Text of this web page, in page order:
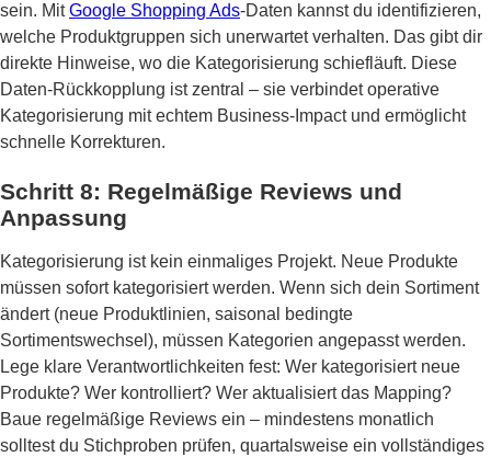
sein. MitGoogle Shopping Ads-Daten kannst du identifizieren,
welche Produktgruppen sich unerwartet verhalten. Das gibt dir
direkte Hinweise, wo die Kategorisierung schiefläuft. Diese
Daten-Rückkopplung ist zentral – sie verbindet operative
Kategorisierung mit echtem Business-Impact und ermöglicht
schnelle Korrekturen.
Schritt 8: Regelmäßige Reviews und
Anpassung
Kategorisierung ist kein einmaliges Projekt. Neue Produkte
müssen sofort kategorisiert werden. Wenn sich dein Sortiment
ändert (neue Produktlinien, saisonal bedingte
Sortimentswechsel), müssen Kategorien angepasst werden.
Lege klare Verantwortlichkeiten fest: Wer kategorisiert neue
Produkte? Wer kontrolliert? Wer aktualisiert das Mapping?
Baue regelmäßige Reviews ein – mindestens monatlich
solltest du Stichproben prüfen, quartalsweise ein vollständiges